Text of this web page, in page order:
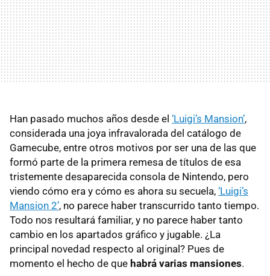
Han pasado muchos años desde el ‘Luigi’s Mansion’,
considerada una joya infravalorada del catálogo de
Gamecube, entre otros motivos por ser una de las que
formó parte de la primera remesa de títulos de esa
tristemente desaparecida consola de Nintendo, pero
viendo cómo era y cómo es ahora su secuela, ‘Luigi’s
Mansion 2’, no parece haber transcurrido tanto tiempo.
Todo nos resultará familiar, y no parece haber tanto
cambio en los apartados gráfico y jugable. ¿La
principal novedad respecto al original? Pues de
momento el hecho de que habrá varias mansiones.